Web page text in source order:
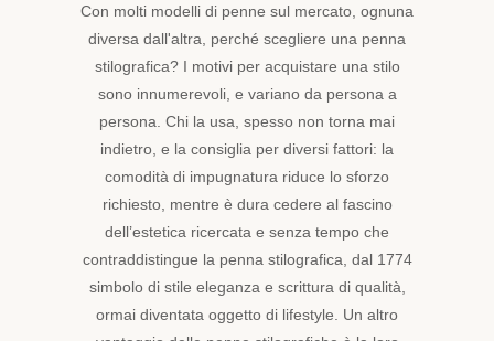
Con molti modelli di penne sul mercato, ognuna
diversa dall'altra, perché scegliere una penna
stilografica? I motivi per acquistare una stilo
sono innumerevoli, e variano da persona a
persona. Chi la usa, spesso non torna mai
indietro, e la consiglia per diversi fattori: la
comodità di impugnatura riduce lo sforzo
richiesto, mentre è dura cedere al fascino
dell’estetica ricercata e senza tempo che
contraddistingue la penna stilografica, dal 1774
simbolo di stile eleganza e scrittura di qualità,
ormai diventata oggetto di lifestyle. Un altro